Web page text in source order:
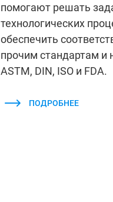
помогают решать
технологических
обеспечить
прочим стандартам и
ASTM, DIN, ISO и FDA.
ПОДРОБНЕЕ